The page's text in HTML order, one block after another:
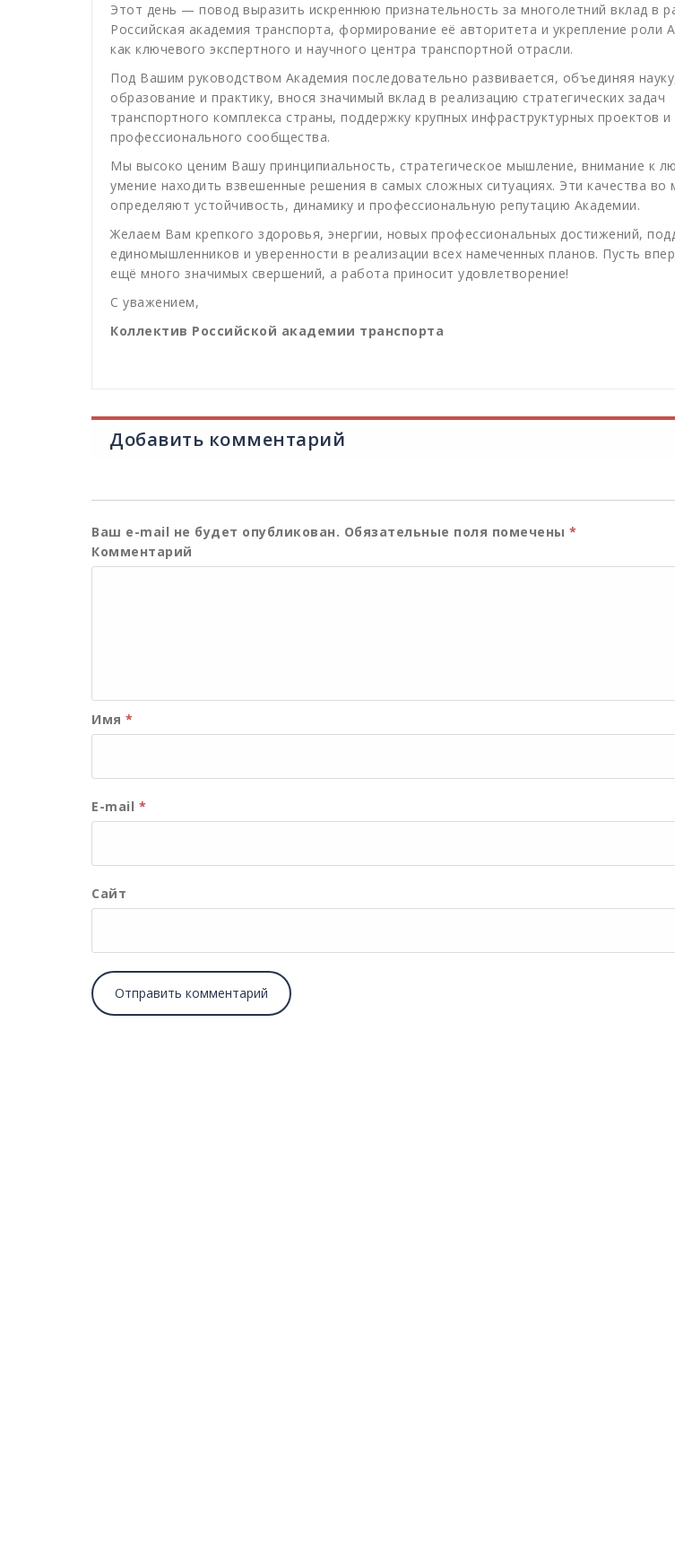
Этот день — повод выразить искреннюю признательность за многолетний вклад в
Российская академия транспорта, формирование её авторитета и укрепление роли
как ключевого экспертного и научного центра транспортной отрасли.
Под Вашим руководством Академия последовательно развивается, объединяя
образование и практику, внося значимый вклад в реализацию стратегических задач
транспортного комплекса страны, поддержку крупных инфраструктурных проектов и
профессионального сообщества.
Мы высоко ценим Вашу принципиальность, стратегическое мышление, внимание к
умение находить взвешенные решения в самых сложных ситуациях. Эти качества во
определяют устойчивость, динамику и профессиональную репутацию Академии.
Желаем Вам крепкого здоровья, энергии, новых профессиональных достижений,
единомышленников и уверенности в реализации всех намеченных планов. Пусть
ещё много значимых свершений, а работа приносит удовлетворение!
С уважением,
Коллектив Российской академии транспорта
Добавить комментарий
Ваш e-mail не будет опубликован. Обязательные поля помечены *
Комментарий
Имя *
E-mail *
Сайт